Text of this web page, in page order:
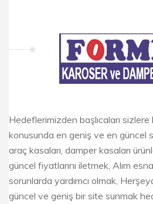
Hedeflerimizden başlıcaları
konusunda en geniş ve en güncel
araç kasaları, damper kasaları
güncel fiyatlarını iletmek, Alım
sorunlarda yardımcı olmak,
güncel ve geniş bir site sunmak